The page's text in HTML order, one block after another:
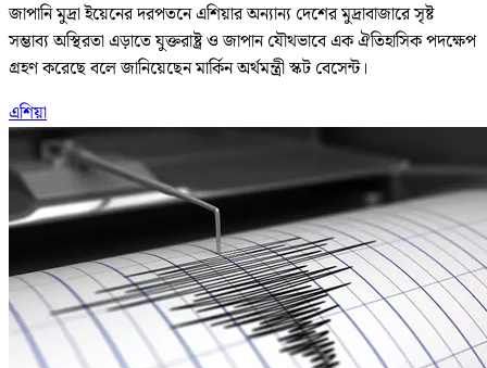
জাপানি মুদ্রা ইয়েনের দরপতনে এশিয়ার অন্যান্য দেশের মুদ্রাবাজারে সৃষ্ট
সম্ভাব্য অস্থিরতা এড়াতে যুক্তরাষ্ট্র ও জাপান যৌথভাবে এক ঐতিহাসিক পদক্ষেপ
গ্রহণ করেছে বলে জানিয়েছেন মার্কিন অর্থমন্ত্রী স্কট বেসেন্ট।
এশিয়া